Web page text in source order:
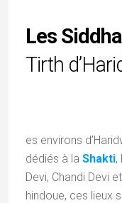
Les
Tirth
es environs
dédiés à la Shakti,
Devi, Chandi Devi
hindoue, ces lieux